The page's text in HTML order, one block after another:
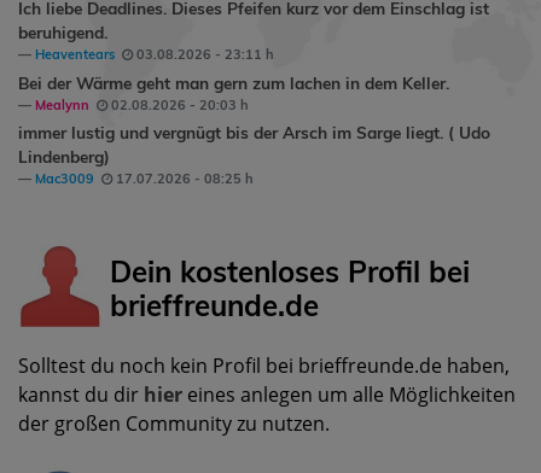
Ich liebe Deadlines. Dieses Pfeifen kurz vor dem Einschlag ist
beruhigend.
Heaventears 03.08.2026 - 23:11 h
Bei der Wärme geht man gern zum lachen in dem Keller.
Mealynn 02.08.2026 - 20:03 h
immer lustig und vergnügt bis der Arsch im Sarge liegt. ( Udo
Lindenberg)
Mac3009 17.07.2026 - 08:25 h
Dein kostenloses Profil bei
brieffreunde.de
Solltest du noch kein Profil bei brieffreunde.de haben,
kannst du dir hier eines anlegen um alle Möglichkeiten
der großen Community zu nutzen.